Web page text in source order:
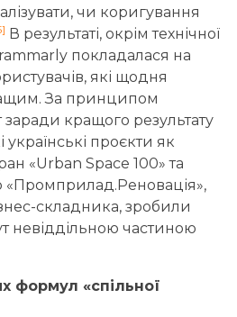
чи коригування
В результаті, окрім технічної
покладалася на
які щодня
За принципом
заради кращого результату
проєкти як
«Urban Space 100» та
«Промприлад.Реновація»,
складника, зробили
невіддільною частиною
формул «спільної